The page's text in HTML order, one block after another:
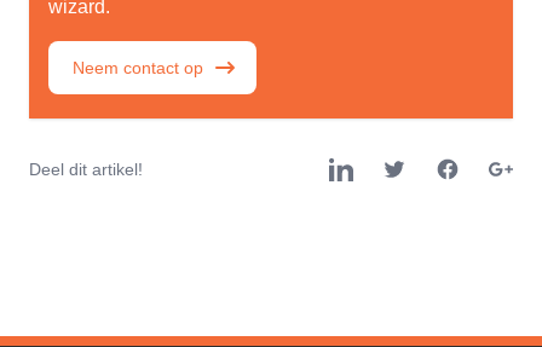
wizard.
Neem contact op
Deel dit artikel!